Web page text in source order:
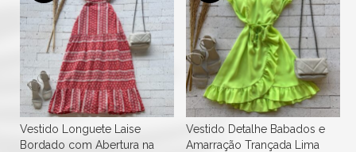
Vestido Longuete Laise
Bordado com Abertura na
Vestido Detalhe Babados e
Amarração Trançada Lima